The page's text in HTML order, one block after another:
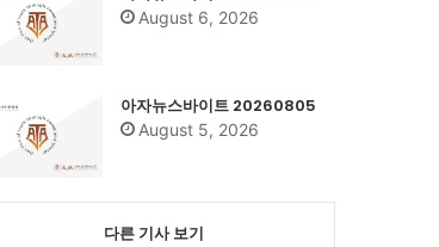
August 6, 2026
아자뉴스바이트 20260805
August 5, 2026
다른 기사 보기